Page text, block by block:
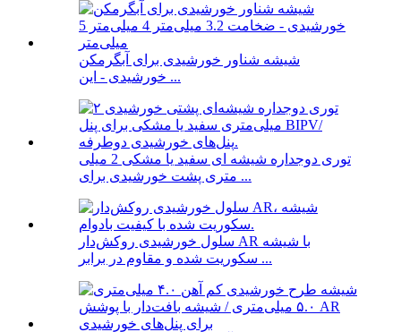
شیشه شناور خورشیدی برای آبگرمکن
خورشیدی - این ...
توری دوجداره شیشه ای سفید یا مشکی 2 میلی
متری پشت خورشیدی برای ...
سلول خورشیدی روکش‌دار AR با شیشه
سکوریت شده و مقاوم در برابر ...